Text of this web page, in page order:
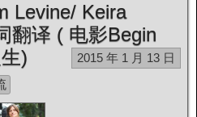
Levine/ Keira
翻译 ( 电影Begin
)
2015 年 1 月 13 日